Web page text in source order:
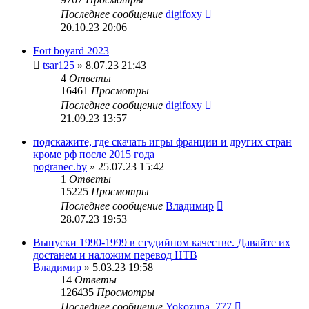
Последнее сообщение digifoxy
20.10.23 20:06
Fort boyard 2023
tsar125 » 8.07.23 21:43
4 Ответы
16461 Просмотры
Последнее сообщение digifoxy
21.09.23 13:57
подскажите, где скачать игры франции и других стран
кроме рф после 2015 года
pogranec.by » 25.07.23 15:42
1 Ответы
15225 Просмотры
Последнее сообщение Владимир
28.07.23 19:53
Выпуски 1990-1999 в студийном качестве. Давайте их
достанем и наложим перевод НТВ
Владимир » 5.03.23 19:58
14 Ответы
126435 Просмотры
Последнее сообщение Yokozuna_777